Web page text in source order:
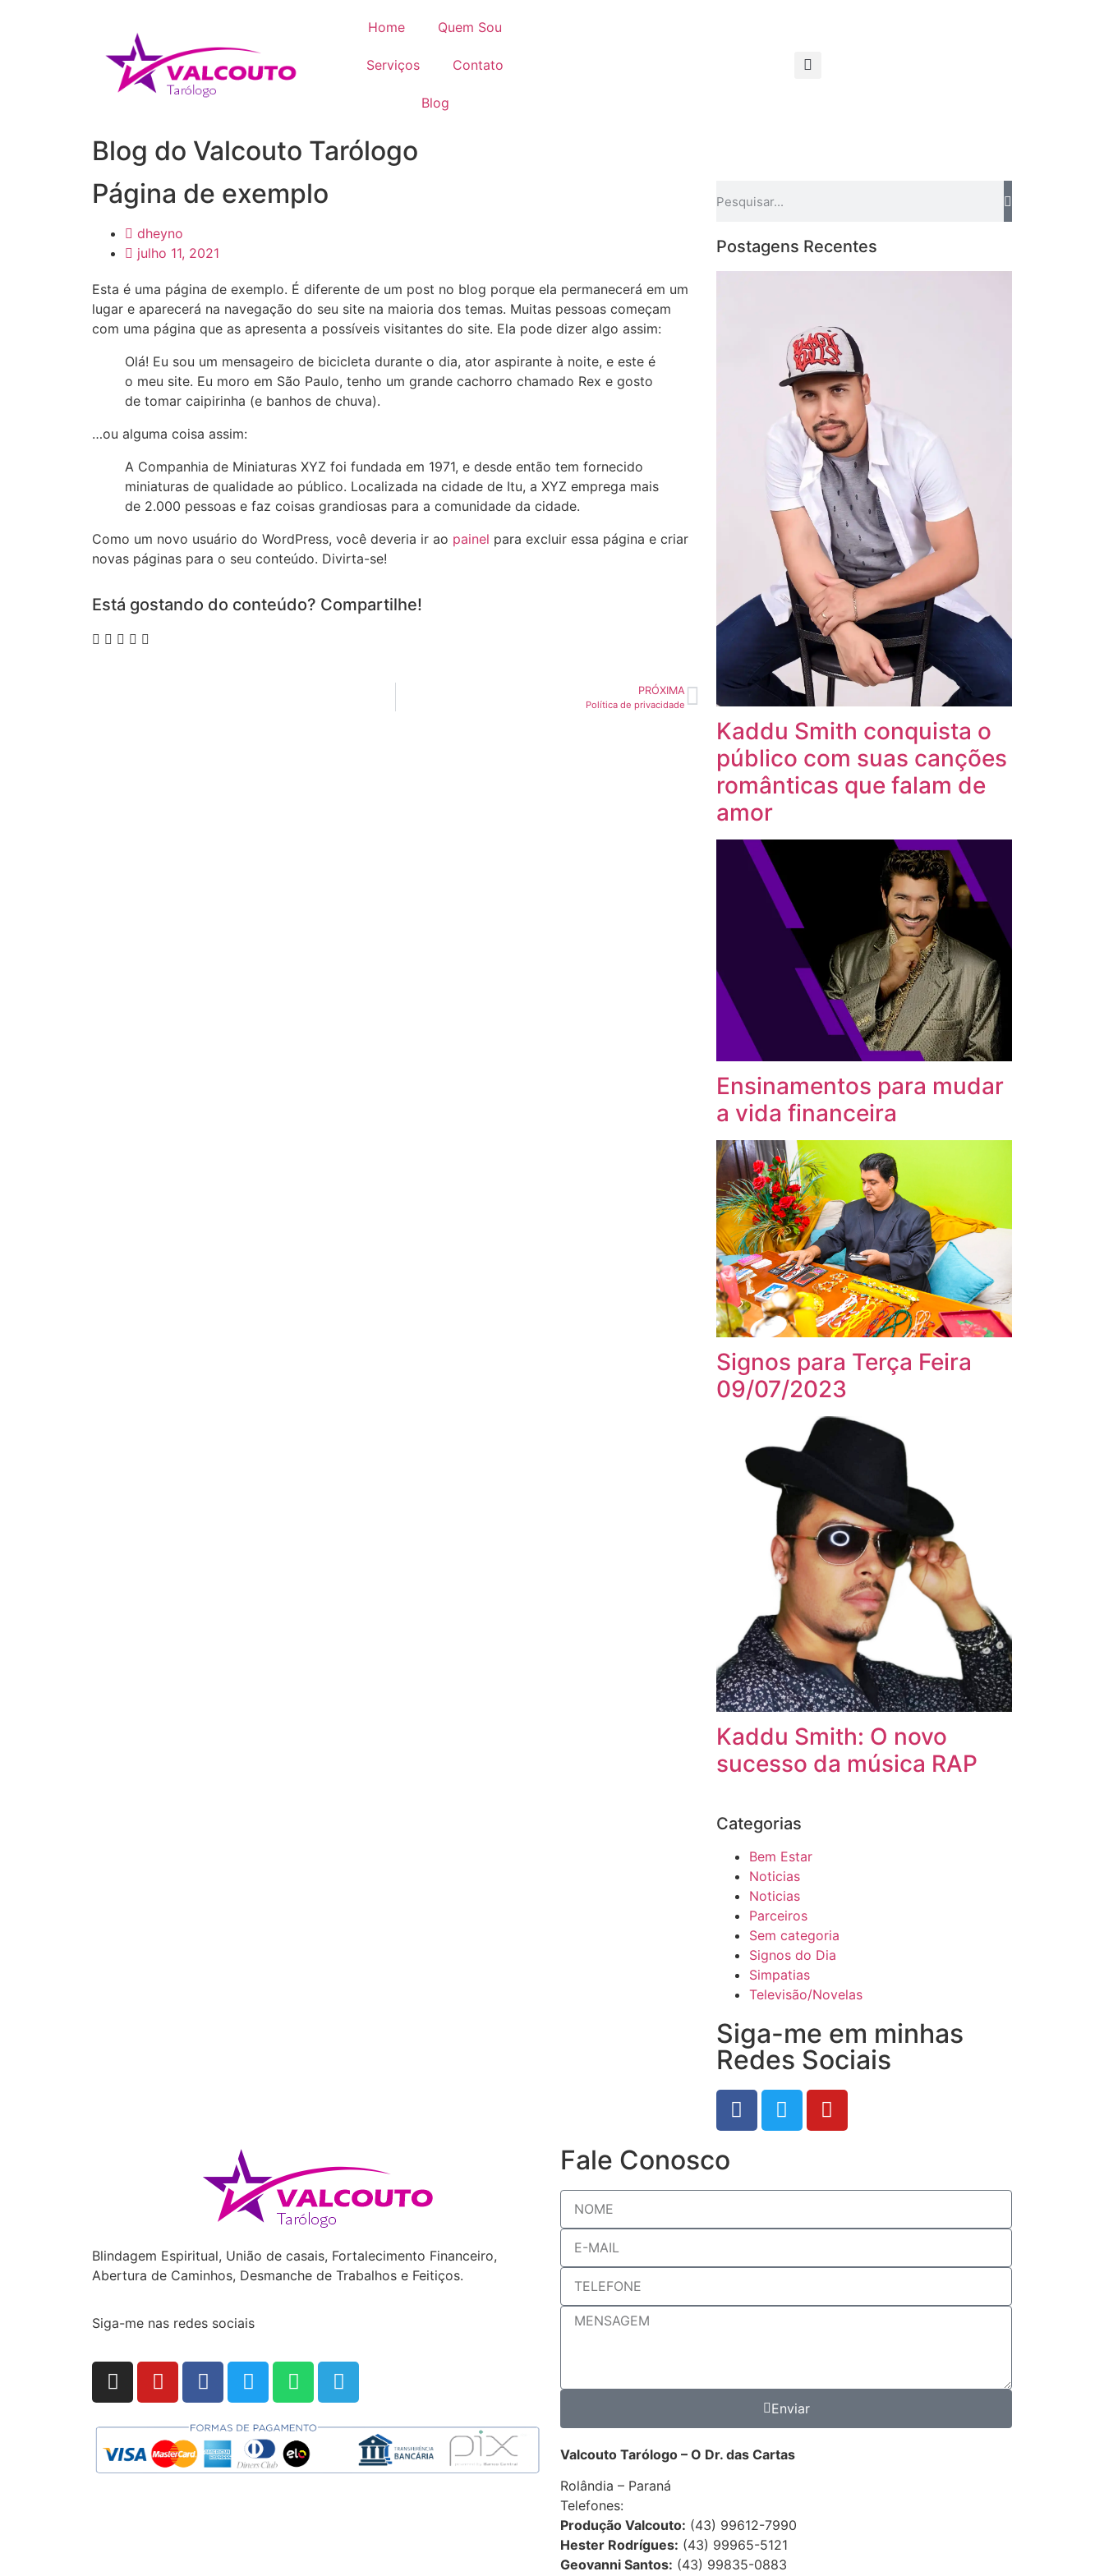
Home Quem Sou
Serviços Contato
Blog
Blog do Valcouto Tarólogo
Página de exemplo
dheyno
julho 11, 2021
Esta é uma página de exemplo. É diferente de um post no blog porque ela permanecerá em um
lugar e aparecerá na navegação do seu site na maioria dos temas. Muitas pessoas começam
com uma página que as apresenta a possíveis visitantes do site. Ela pode dizer algo assim:
Olá! Eu sou um mensageiro de bicicleta durante o dia, ator aspirante à noite, e este é
o meu site. Eu moro em São Paulo, tenho um grande cachorro chamado Rex e gosto
de tomar caipirinha (e banhos de chuva).
…ou alguma coisa assim:
A Companhia de Miniaturas XYZ foi fundada em 1971, e desde então tem fornecido
miniaturas de qualidade ao público. Localizada na cidade de Itu, a XYZ emprega mais
de 2.000 pessoas e faz coisas grandiosas para a comunidade da cidade.
Como um novo usuário do WordPress, você deveria ir ao painel para excluir essa página e criar
novas páginas para o seu conteúdo. Divirta-se!
Está gostando do conteúdo? Compartilhe!
PRÓXIMA
Política de privacidade
Postagens Recentes
Kaddu Smith conquista o
público com suas canções
românticas que falam de
amor
Ensinamentos para mudar
a vida financeira
Signos para Terça Feira
09/07/2023
Kaddu Smith: O novo
sucesso da música RAP
Categorias
Bem Estar
Noticias
Noticias
Parceiros
Sem categoria
Signos do Dia
Simpatias
Televisão/Novelas
Siga-me em minhas
Redes Sociais
Blindagem Espiritual, União de casais, Fortalecimento Financeiro,
Abertura de Caminhos, Desmanche de Trabalhos e Feitiços.
Siga-me nas redes sociais
Fale Conosco
Enviar
Valcouto Tarólogo – O Dr. das Cartas
Rolândia – Paraná
Telefones:
Produção Valcouto: (43) 99612-7990
Hester Rodrígues: (43) 99965-5121
Geovanni Santos: (43) 99835-0883